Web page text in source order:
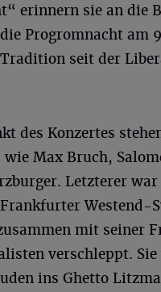
erinnern sie an die
Progromnacht am
seit der
des Konzertes
Max Bruch,
Letzterer war
Westend-
mit seiner
verschleppt.
ins Ghetto